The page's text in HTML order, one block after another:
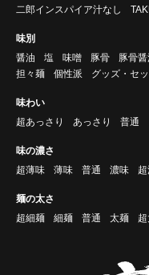
二郎インスパイア汁なし
味別
醤油
塩 味噌 豚骨 豚骨醤
担々麺
個性派 グッズ・セッ
味わい
超あっさり
あっさり 普通
味の濃さ
超薄味
薄味 普通 濃味
麺の太さ
超細麺
細麺 普通 太麺